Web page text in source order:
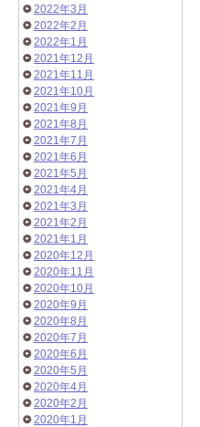
2022年3月
2022年2月
2022年1月
2021年12月
2021年11月
2021年10月
2021年9月
2021年8月
2021年7月
2021年6月
2021年5月
2021年4月
2021年3月
2021年2月
2021年1月
2020年12月
2020年11月
2020年10月
2020年9月
2020年8月
2020年7月
2020年6月
2020年5月
2020年4月
2020年2月
2020年1月